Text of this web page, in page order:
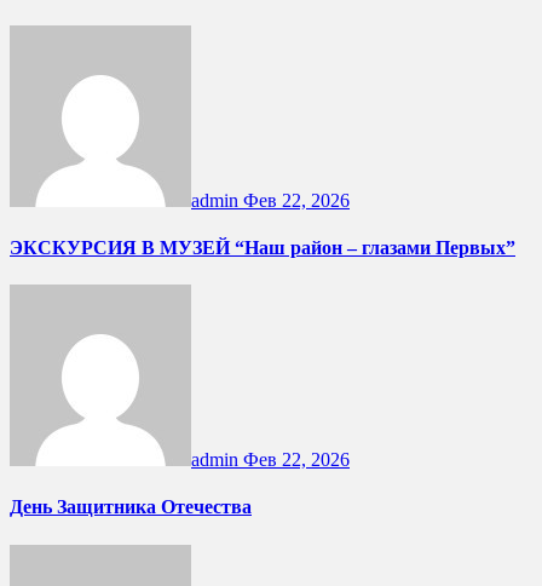
admin Фев 22, 2026
ЭКСКУРСИЯ В МУЗЕЙ “Наш район – глазами Первых”
admin Фев 22, 2026
День Защитника Отечества